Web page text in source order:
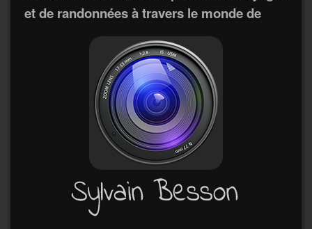
et de randonnées à travers le monde de